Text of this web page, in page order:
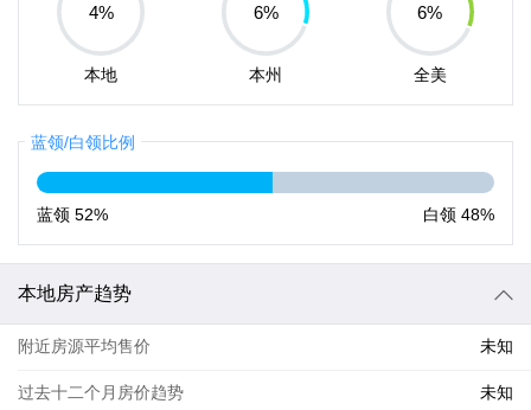
4%
本地
6%
本州
6%
全美
蓝领/白领比例
蓝领 52% 白领 48%
本地房产趋势
附近房源平均售价 未知
过去十二个月房价趋势 未知